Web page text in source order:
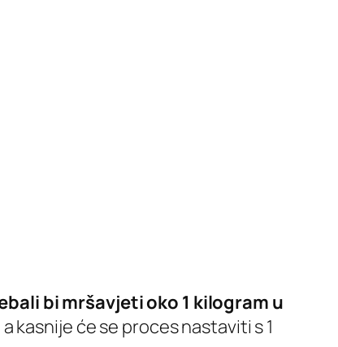
bi mršavjeti oko 1 kilogram u
kasnije će se proces nastaviti s 1